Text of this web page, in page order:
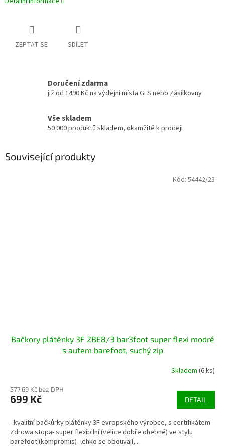
ZEPTAT SE SDÍLET
Doručení zdarma
již od 1490 Kč na výdejní místa GLS nebo Zásilkovny
Vše skladem
50 000 produktů skladem, okamžitě k prodeji
Související produkty
Bačkory plátěnky 3F 2BE8/3 bar3foot super flexi modré
s autem barefoot, suchý zip
Skladem (6 ks)
577,69 Kč bez DPH
699 Kč DETAIL
- kvalitní bačkůrky plátěnky 3F evropského výrobce, s certifikátem
Zdrowa stopa- super flexibilní (velice dobře ohebné) ve stylu
barefoot (kompromis)- lehko se obouvají,...
Kód: 54442/23